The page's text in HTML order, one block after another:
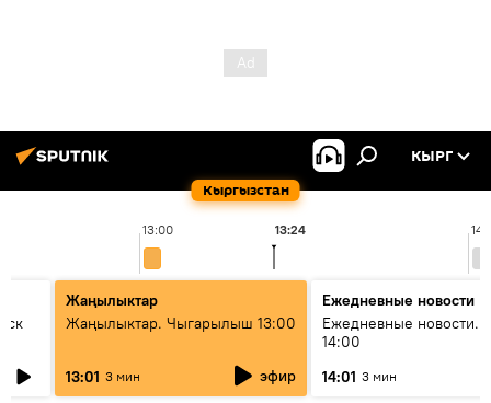
Кыргызстан
КЫРГ
13:00 13:24
Жаңылыктар
Жаңылыктар. Чыгарылыш 13:00
13:01 3 мин эфир
Ежедневные новости
Ежедневные новости.
14:00
14:01 3 мин